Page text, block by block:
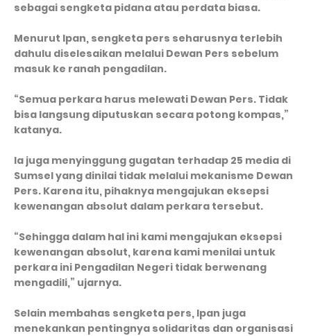
sebagai sengketa pidana atau perdata biasa.
Menurut Ipan, sengketa pers seharusnya terlebih
dahulu diselesaikan melalui Dewan Pers sebelum
masuk ke ranah pengadilan.
“Semua perkara harus melewati Dewan Pers. Tidak
bisa langsung diputuskan secara potong kompas,”
katanya.
Ia juga menyinggung gugatan terhadap 25 media di
Sumsel yang dinilai tidak melalui mekanisme Dewan
Pers. Karena itu, pihaknya mengajukan eksepsi
kewenangan absolut dalam perkara tersebut.
“Sehingga dalam hal ini kami mengajukan eksepsi
kewenangan absolut, karena kami menilai untuk
perkara ini Pengadilan Negeri tidak berwenang
mengadili,” ujarnya.
Selain membahas sengketa pers, Ipan juga
menekankan pentingnya solidaritas dan organisasi